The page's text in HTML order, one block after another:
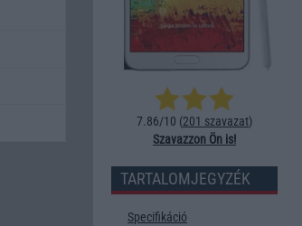
7.86/10 (201 szavazat)
Szavazzon Ön is!
TARTALOMJEGYZÉK
Specifikáció